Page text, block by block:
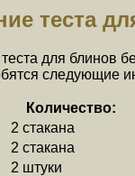
теста
для блинов
следующие
Количество:
2 стакана
2 стакана
2 штуки